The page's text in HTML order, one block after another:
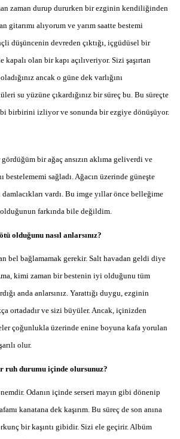
zaman durup dururken bir ezginin kendiliğinden
gitarımı alıyorum ve yarım saatte bestemi
düşüncenin devreden çıktığı, içgüdüsel bir
kapalı olan bir kapı açılıveriyor. Sizi şaşırtan
ancak o güne dek varlığını
su yüzüne çıkardığınız bir süreç bu. Bu süreçte
birbirini izliyor ve sonunda bir ezgiye dönüşüyor.
bir ağaç ansızın aklıma geliverdi ve
bestelememi sağladı. Ağacın üzerinde güneşte
vardı. Bu imge yıllar önce belleğime
olduğunun farkında bile değildim.
olduğunu nasıl anlarsınız?
bel bağlamamak gerekir. Salt havadan geldi diye
kimi zaman bir bestenin iyi olduğunu tüm
anda anlarsınız. Yarattığı duygu, ezginin
ortadadır ve sizi büyüler. Ancak, içinizden
çoğunlukla üzerinde enine boyuna kafa yorulan
olur.
ruh durumu içinde olursunuz?
Odanın içinde serseri mayın gibi dönenip
kanatana dek kaşırım. Bu süreç de son anına
bir kaşıntı gibidir. Sizi ele geçirir. Albüm